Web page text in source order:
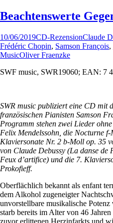
Beachtenswerte
10/06/2019CD-RezensionClaude
Frédéric Chopin, Samson François,
MusicOliver Fraenzke
SWF music, SWR19060; EAN: 7
SWR music publiziert eine CD mit
französischen Pianisten Samson
Programm stehen zwei Lieder
Felix Mendelssohn, die Nocturne
Klaviersonate Nr. 2 b-Moll op. 35
von Claude Debussy (La danse de
Feux d’artifice) und die 7.
Prokofieff.
Oberflächlich bekannt als enfant
dem Alkohol zugeneigter
unvorstellbare musikalische
starb bereits im Alter von 46